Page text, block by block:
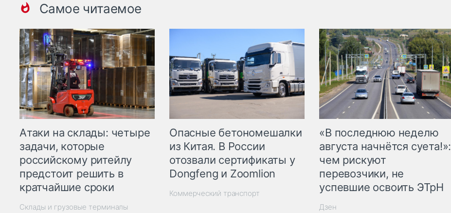
Самое читаемое
Атаки на склады: четыре
задачи, которые
российскому ритейлу
предстоит решить в
кратчайшие сроки
Склады и грузовые терминалы
Опасные бетономешалки
из Китая. В России
отозвали сертификаты у
Dongfeng и Zoomlion
Коммерческий транспорт
«В последнюю неделю
августа начнётся суета!»:
чем рискуют
перевозчики, не
успевшие освоить ЭТрН
Дзен